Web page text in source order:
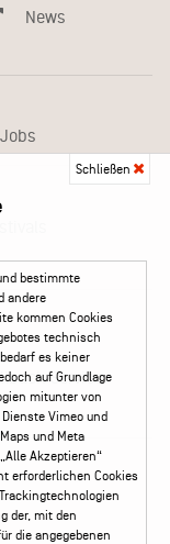
News
Jobs
Service
Schließen
bestimmte
andere
kommen Cookies
technisch
es keiner
auf Grundlage
mitunter von
Vimeo und
und Meta
Akzeptieren“
erforderlichen Cookies
der, mit den
die angegebenen